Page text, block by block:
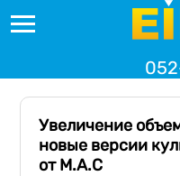
Увеличение
новые версии
от M.A.C